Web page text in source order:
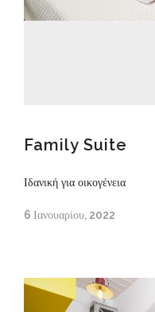
Family Suite
Ιδανική για οικογένεια
6 Ιανουαρίου, 2022